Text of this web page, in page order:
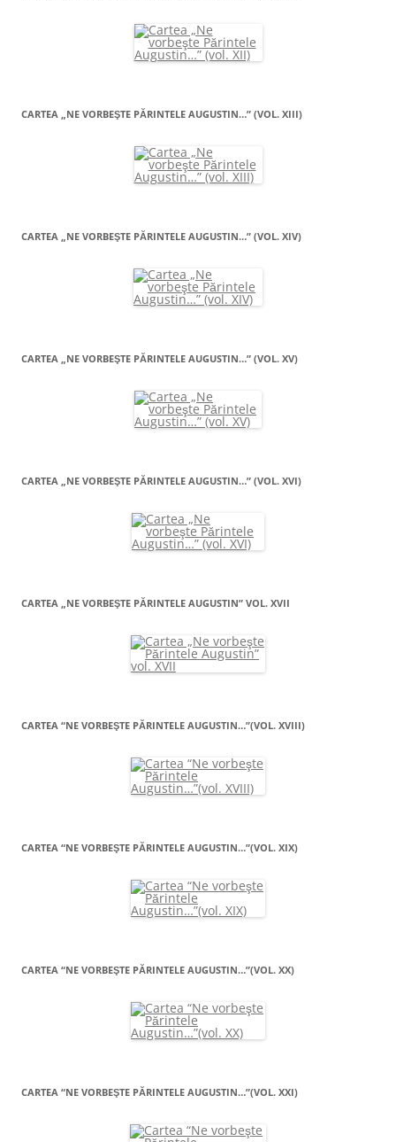
CARTEA „NE VORBEŞTE PĂRINTELE AUGUSTIN…” (VOL. XIII)
CARTEA „NE VORBEŞTE PĂRINTELE AUGUSTIN…” (VOL. XIV)
CARTEA „NE VORBEŞTE PĂRINTELE AUGUSTIN…” (VOL. XV)
CARTEA „NE VORBEŞTE PĂRINTELE AUGUSTIN…” (VOL. XVI)
CARTEA „NE VORBEŞTE PĂRINTELE AUGUSTIN” VOL. XVII
CARTEA “NE VORBEŞTE PĂRINTELE AUGUSTIN…”(VOL. XVIII)
CARTEA “NE VORBEŞTE PĂRINTELE AUGUSTIN…”(VOL. XIX)
CARTEA “NE VORBEŞTE PĂRINTELE AUGUSTIN…”(VOL. XX)
CARTEA “NE VORBEŞTE PĂRINTELE AUGUSTIN…”(VOL. XXI)